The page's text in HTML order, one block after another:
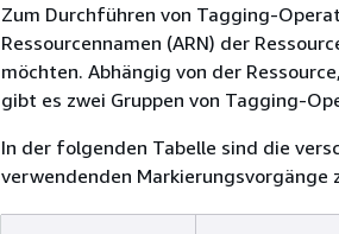
Zum Durchführen von Tagging-
Ressourcennamen (ARN) der
möchten. Abhängig von der
gibt es zwei Gruppen von Tagging-
In der folgenden Tabelle sind die
verwendenden Markierungsvorgänge